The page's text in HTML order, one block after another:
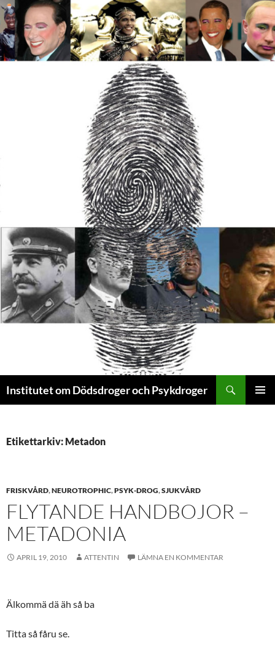
Institutet om Dödsdroger och Psykdroger
Etikettarkiv: Metadon
FRISKVÅRD,NEUROTROPHIC,PSYK-DROG,SJUKVÅRD
FLYTANDE HANDBOJOR –
METADONIA
APRIL 19, 2010 ATTENTIN LÄMNA EN KOMMENTAR
Älkommä dä äh så ba
Titta så fåru se.